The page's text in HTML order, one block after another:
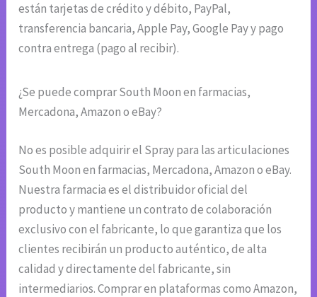
están tarjetas de crédito y débito, PayPal,
transferencia bancaria, Apple Pay, Google Pay y pago
contra entrega (pago al recibir).
¿Se puede comprar South Moon en farmacias,
Mercadona, Amazon o eBay?
No es posible adquirir el Spray para las articulaciones
South Moon en farmacias, Mercadona, Amazon o eBay.
Nuestra farmacia es el distribuidor oficial del
producto y mantiene un contrato de colaboración
exclusivo con el fabricante, lo que garantiza que los
clientes recibirán un producto auténtico, de alta
calidad y directamente del fabricante, sin
intermediarios. Comprar en plataformas como Amazon,